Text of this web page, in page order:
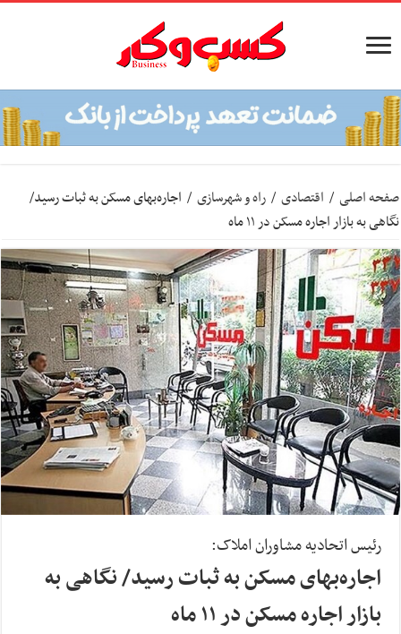
صفحه اصلی / اقتصادی / راه و شهرسازی / اجاره‌بهای مسکن به ثبات رسید/
نگاهی به بازار اجاره مسکن در ۱۱ ماه
رئیس اتحادیه مشاوران املاک:
اجاره‌بهای مسکن به ثبات رسید/ نگاهی به
بازار اجاره مسکن در ۱۱ ماه